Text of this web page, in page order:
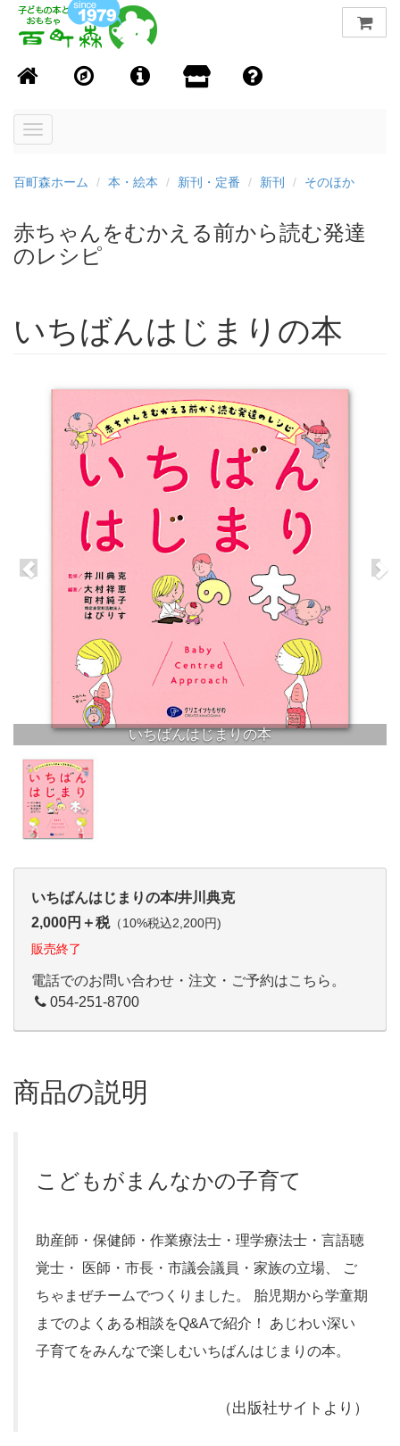
Toggle
百町森ホーム 本・絵本 新刊・定番 新刊 そのほか
赤ちゃんをむかえる前から読む発達
のレシピ
いちばんはじまりの本
いちばんはじまりの本
いちばんはじまりの本/井川典克
2,000円＋税（10%税込2,200円)
販売終了
電話でのお問い合わせ・注文・ご予約はこちら。
054-251-8700
商品の説明
こどもがまんなかの子育て
助産師・保健師・作業療法士・理学療法士・言語聴
覚士・ 医師・市長・市議会議員・家族の立場、 ご
ちゃまぜチームでつくりました。 胎児期から学童期
までのよくある相談をQ&Aで紹介！ あじわい深い
子育てをみんなで楽しむいちばんはじまりの本。
（出版社サイトより）